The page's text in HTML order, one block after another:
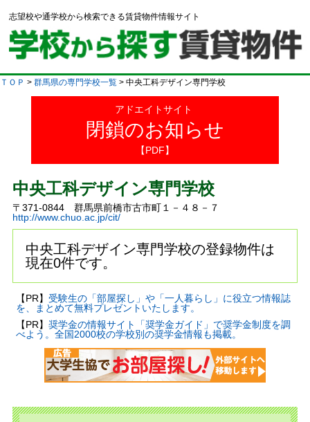
志望校や通学校から検索できる賃貸物件情報サイト
ＴＯＰ > 群馬県の専門学校一覧 > 中央工科デザイン専門学校
アドエイトサイト
閉鎖のお知らせ
【PDF】
中央工科デザイン専門学校
〒371-0844 群馬県前橋市古市町１－４８－７
http://www.chuo.ac.jp/cit/
中央工科デザイン専門学校の登録物件は
現在0件です。
【PR】 受験生の「部屋探し」や「一人暮らし」に役立つ情報誌
を、まとめて無料プレゼントいたします。
【PR】 奨学金の情報サイト「奨学金ガイド」で奨学金制度を調
べよう。全国2000校の学校別の奨学金情報も掲載。